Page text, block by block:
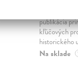
publikácia
kľúčových
historického
Na sklade